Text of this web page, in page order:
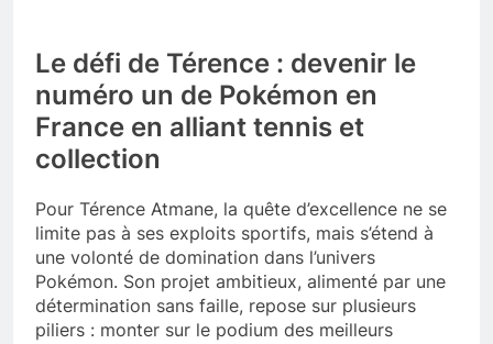
Le défi de Térence : devenir le
numéro un de Pokémon en
France en alliant tennis et
collection
Pour Térence Atmane, la quête d’excellence ne se
limite pas à ses exploits sportifs, mais s’étend à
une volonté de domination dans l’univers
Pokémon. Son projet ambitieux, alimenté par une
détermination sans faille, repose sur plusieurs
piliers : monter sur le podium des meilleurs